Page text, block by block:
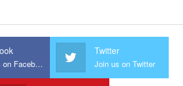
Join us on Facebook
Twitter
Join us on Twitter